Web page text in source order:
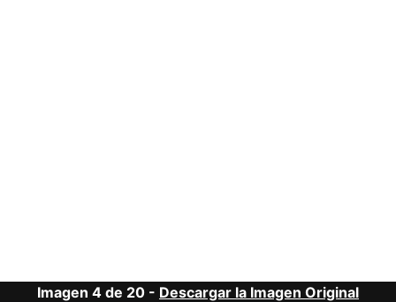
Imagen 4 de 20 - Descargar la Imagen Original